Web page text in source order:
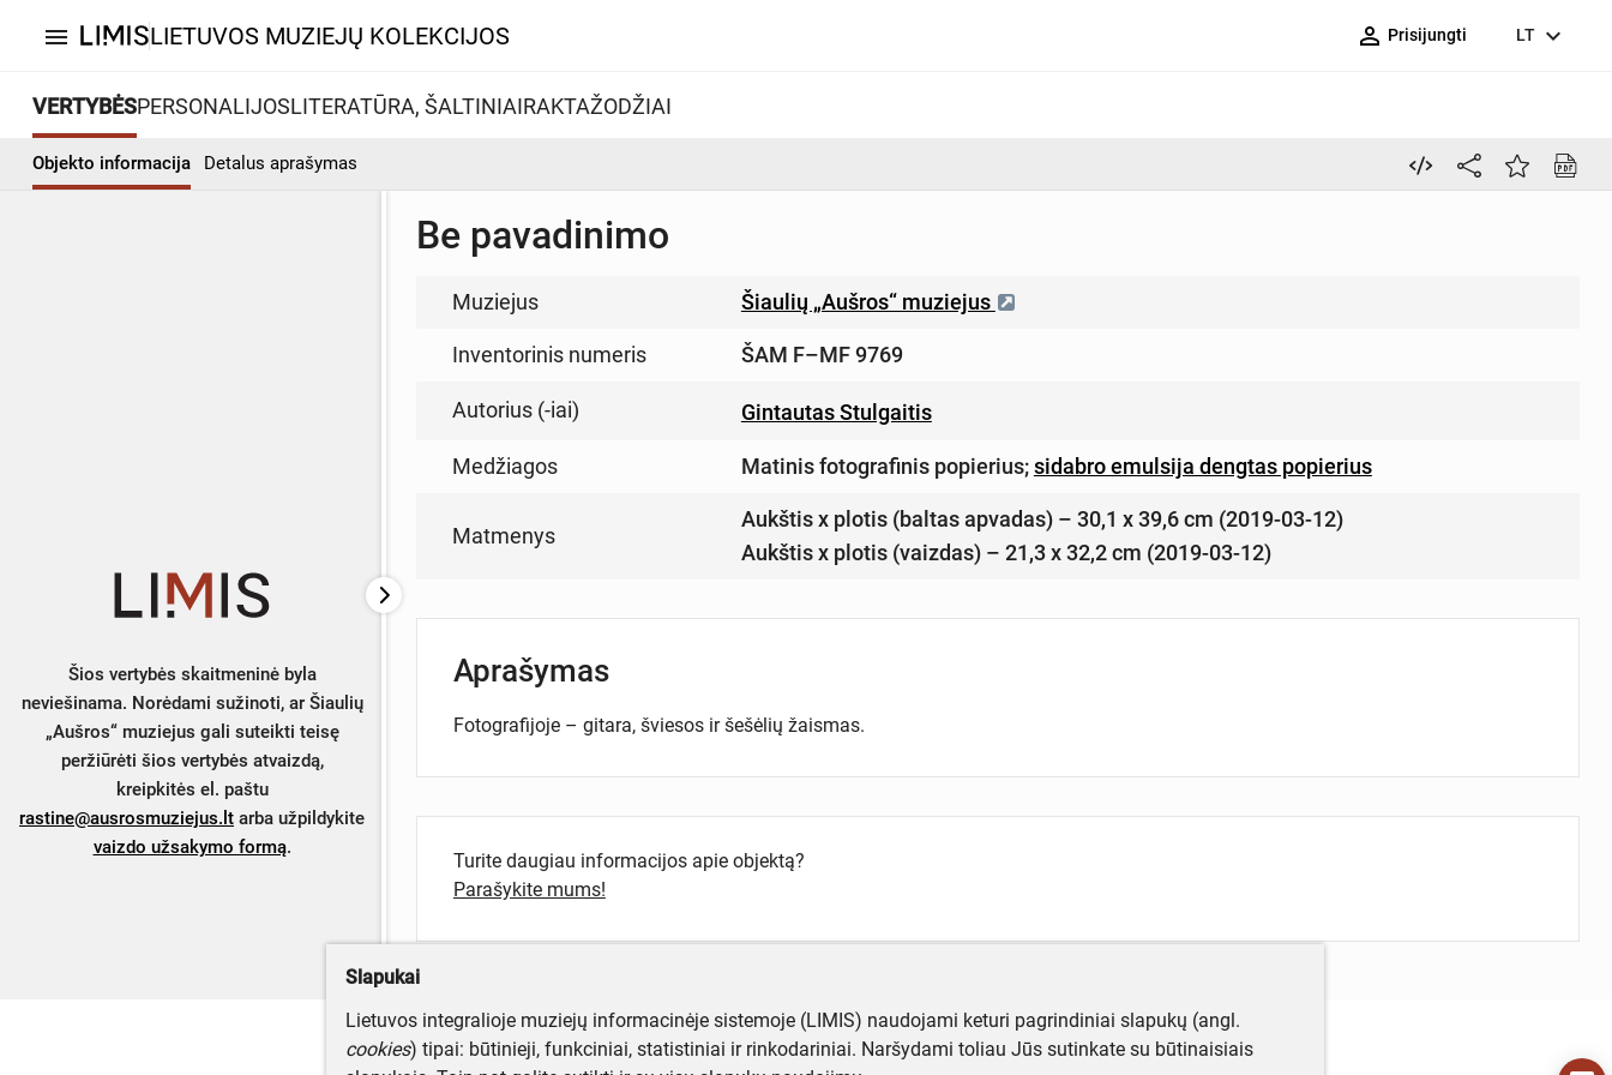
menu LIETUVOS MUZIEJŲ KOLEKCIJOS person_outline Prisijungti LT expand_more
VERTYBĖSPERSONALIJOSLITERATŪRA, ŠALTINIAIRAKTAŽODŽIAI
Objekto informacija Detalus aprašymas
Šios vertybės skaitmeninė byla
neviešinama. Norėdami sužinoti, ar Šiaulių
„Aušros“ muziejus gali suteikti teisę
peržiūrėti šios vertybės atvaizdą,
kreipkitės el. paštu
rastine@ausrosmuziejus.lt arba užpildykite
vaizdo užsakymo formą.
Be pavadinimo
Muziejus Šiaulių „Aušros“ muziejus
Inventorinis numeris ŠAM F–MF 9769
Autorius (-iai) Gintautas Stulgaitis
Medžiagos Matinis fotografinis popierius;sidabro emulsija dengtas popierius
Matmenys
Aukštis x plotis (baltas apvadas) – 30,1 x 39,6 cm (2019-03-12)
Aukštis x plotis (vaizdas) – 21,3 x 32,2 cm (2019-03-12)
Aprašymas
Fotografijoje – gitara, šviesos ir šešėlių žaismas.
Turite daugiau informacijos apie objektą?
Parašykite mums!
Slapukai
Lietuvos integralioje muziejų informacinėje sistemoje (LIMIS) naudojami keturi pagrindiniai slapukų (angl.
cookies) tipai: būtinieji, funkciniai, statistiniai ir rinkodariniai. Naršydami toliau Jūs sutinkate su būtinaisiais